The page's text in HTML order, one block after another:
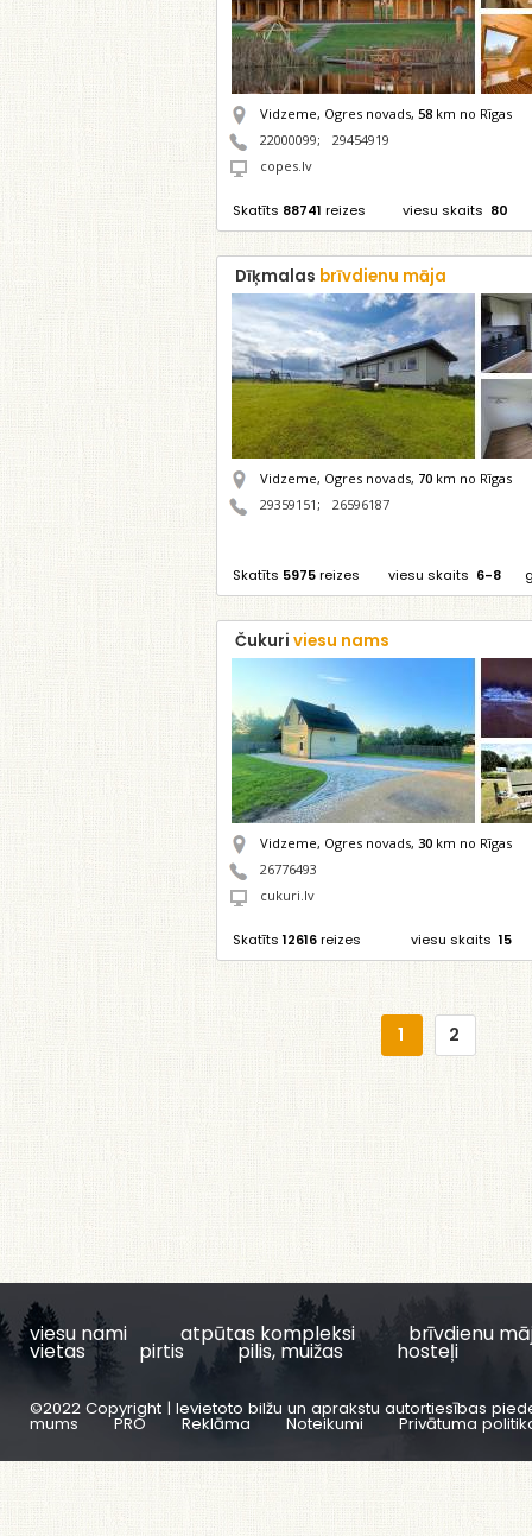
Vidzeme, Ogres novads, 58 km no Rīgas
22000099;
29454919
copes.lv
Skatīts 88741 reizes viesu skaits 80
Dīķmalas brīvdienu māja
Vidzeme, Ogres novads, 70 km no Rīgas
29359151 ; 26596187
Skatīts 5975reizes viesu skaits 6-8
Čukuri viesu nams
Vidzeme, Ogres novads, 30 km no Rīgas
26776493
cukuri.lv
Skatīts 12616reizes viesu skaits 15
1 2
viesu nami atpūtas kompleksi brīvdienu
vietas pirtis pilis, muižas hosteļi
©2022 Copyright | Ievietoto bilžu un aprakstu autortiesības
mums PRO Reklāma Noteikumi Privātuma